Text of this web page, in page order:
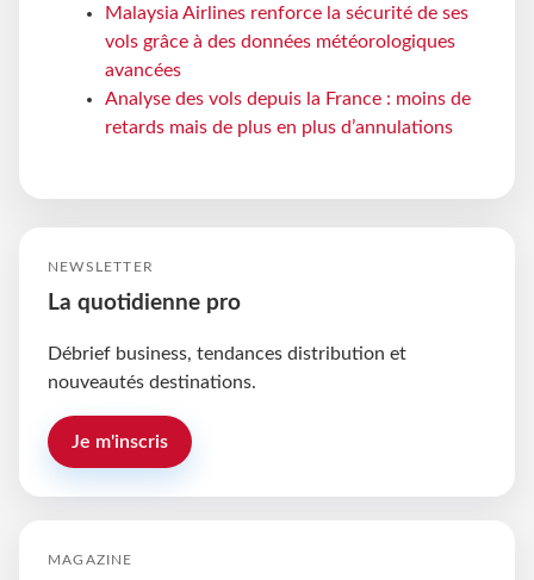
Malaysia Airlines renforce la sécurité de ses
vols grâce à des données météorologiques
avancées
Analyse des vols depuis la France : moins de
retards mais de plus en plus d’annulations
NEWSLETTER
La quotidienne pro
Débrief business, tendances distribution et
nouveautés destinations.
Je m'inscris
MAGAZINE